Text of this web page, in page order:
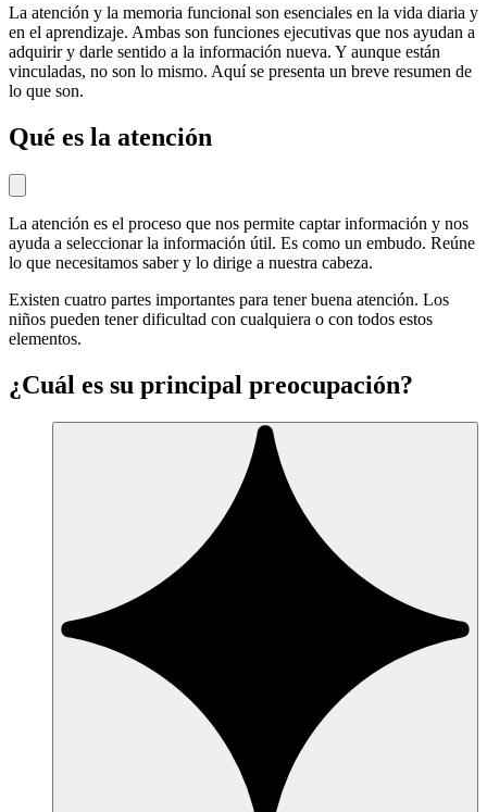
La atención y la memoria funcional son esenciales en la vida diaria y
en el aprendizaje. Ambas son funciones ejecutivas que nos ayudan a
adquirir y darle sentido a la información nueva. Y aunque están
vinculadas, no son lo mismo. Aquí se presenta un breve resumen de
lo que son.
Qué es la atención
La atención es el proceso que nos permite captar información y nos
ayuda a seleccionar la información útil. Es como un embudo. Reúne
lo que necesitamos saber y lo dirige a nuestra cabeza.
Existen cuatro partes importantes para tener buena atención. Los
niños pueden tener dificultad con cualquiera o con todos estos
elementos.
¿Cuál es su principal preocupación?